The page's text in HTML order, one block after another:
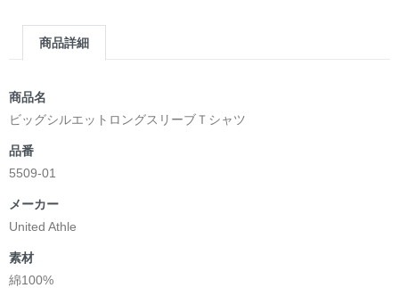
商品詳細
商品名
ビッグシルエットロングスリーブＴシャツ
品番
5509-01
メーカー
United Athle
素材
綿100%